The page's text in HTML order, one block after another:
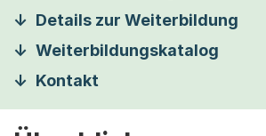
Details zur Weiterbildung
Weiterbildungskatalog
Kontakt